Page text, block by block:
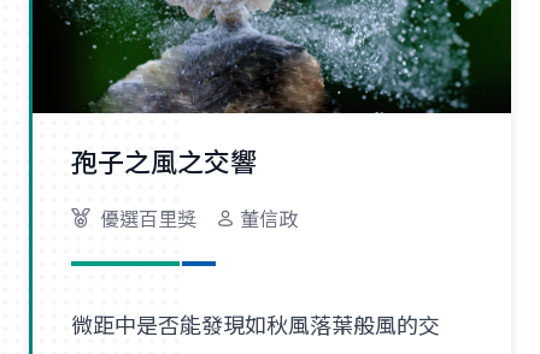
孢子之風之交響
優選百里獎 董信政
微距中是否能發現如秋風落葉般風的交